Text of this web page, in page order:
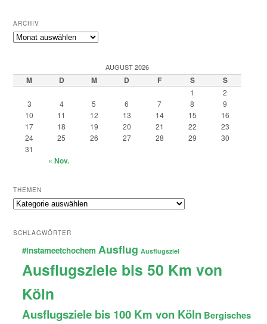
ARCHIV
Archiv
AUGUST 2026
M D M D F S S
1
2
3
4 5 6 7 8
9
10
11 12 13 14 15
16
17
18 19 20 21 22
23
24
25 26 27 28 29
30
31
« Nov.
THEMEN
Themen
SCHLAGWÖRTER
#instameetchochem Ausflug Ausflugsziel
Ausflugsziele bis 50 Km von
Köln
Ausflugsziele bis 100 Km von Köln Bergisches